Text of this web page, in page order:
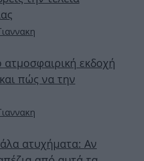
εκδοχή
πώς να την
ατυχήματα: Αν